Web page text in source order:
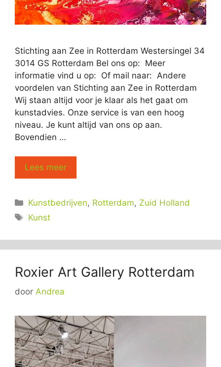
Stichting aan Zee in Rotterdam Westersingel 34
3014 GS Rotterdam Bel ons op: Meer
informatie vind u op: Of mail naar: Andere
voordelen van Stichting aan Zee in Rotterdam
Wij staan altijd voor je klaar als het gaat om
kunstadvies. Onze service is van een hoog
niveau. Je kunt altijd van ons op aan.
Bovendien …
Lees meer
Categorieën
Kunstbedrijven, Rotterdam, Zuid Holland
Tags
Kunst
Roxier Art Gallery Rotterdam
door Andrea